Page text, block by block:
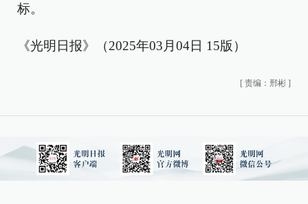
标。
《光明日报》（2025年03月04日 15版）
[ 责编：邢彬 ]